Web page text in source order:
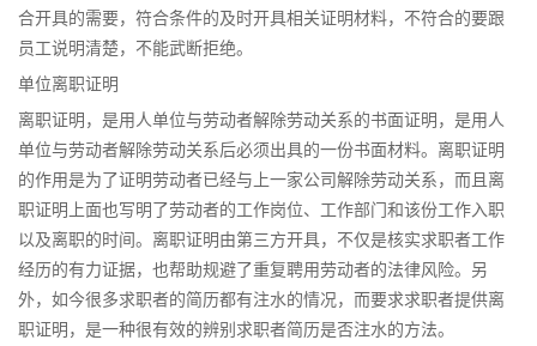
合开具的需要，符合条件的及时开具相关证明材料，不符合的要跟
员工说明清楚，不能武断拒绝。
单位离职证明
离职证明，是用人单位与劳动者解除劳动关系的书面证明，是用人
单位与劳动者解除劳动关系后必须出具的一份书面材料。离职证明
的作用是为了证明劳动者已经与上一家公司解除劳动关系，而且离
职证明上面也写明了劳动者的工作岗位、工作部门和该份工作入职
以及离职的时间。离职证明由第三方开具，不仅是核实求职者工作
经历的有力证据，也帮助规避了重复聘用劳动者的法律风险。另
外，如今很多求职者的简历都有注水的情况，而要求求职者提供离
职证明，是一种很有效的辨别求职者简历是否注水的方法。